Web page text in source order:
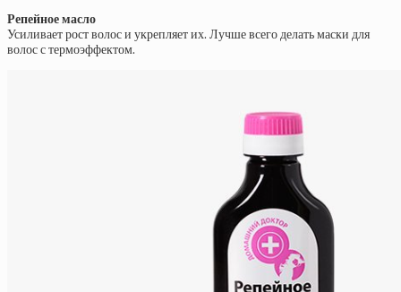
Репейное масло
Усиливает рост волос и укрепляет их. Лучше всего делать маски для
волос с термоэффектом.